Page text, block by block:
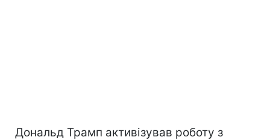
Дональд Трамп активізував роботу з